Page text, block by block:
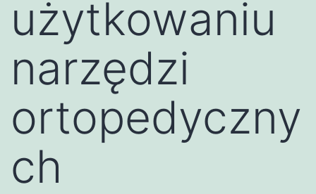
użytkowaniu
narzędzi
ortopedyczny
ch